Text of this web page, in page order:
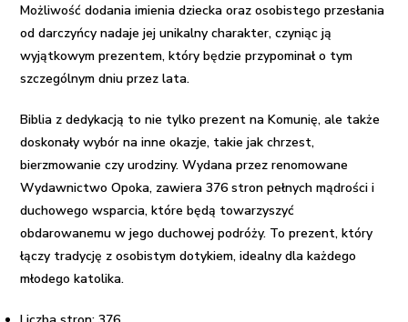
Możliwość dodania imienia dziecka oraz osobistego przesłania
od darczyńcy nadaje jej unikalny charakter, czyniąc ją
wyjątkowym prezentem, który będzie przypominał o tym
szczególnym dniu przez lata.
Biblia z dedykacją to nie tylko prezent na Komunię, ale także
doskonały wybór na inne okazje, takie jak chrzest,
bierzmowanie czy urodziny. Wydana przez renomowane
Wydawnictwo Opoka, zawiera 376 stron pełnych mądrości i
duchowego wsparcia, które będą towarzyszyć
obdarowanemu w jego duchowej podróży. To prezent, który
łączy tradycję z osobistym dotykiem, idealny dla każdego
młodego katolika.